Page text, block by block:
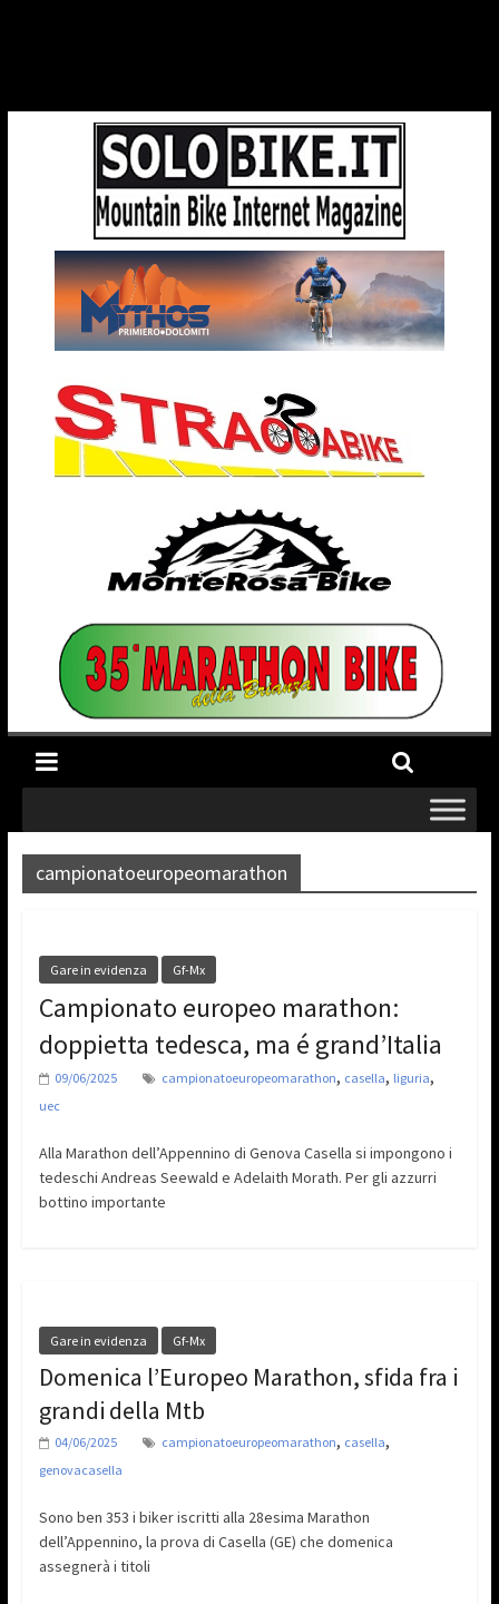
campionatoeuropeomarathon
Gare in evidenza Gf-Mx
Campionato europeo marathon:
doppietta tedesca, ma é grand’Italia
09/06/2025 campionatoeuropeomarathon, casella, liguria,
uec
Alla Marathon dell’Appennino di Genova Casella si impongono i
tedeschi Andreas Seewald e Adelaith Morath. Per gli azzurri
bottino importante
Gare in evidenza Gf-Mx
Domenica l’Europeo Marathon, sfida fra i
grandi della Mtb
04/06/2025 campionatoeuropeomarathon, casella,
genovacasella
Sono ben 353 i biker iscritti alla 28esima Marathon
dell’Appennino, la prova di Casella (GE) che domenica
assegnerà i titoli